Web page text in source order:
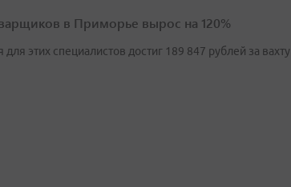
в Приморье вырос на 120%
этих специалистов достиг 189 847 рублей за вахту